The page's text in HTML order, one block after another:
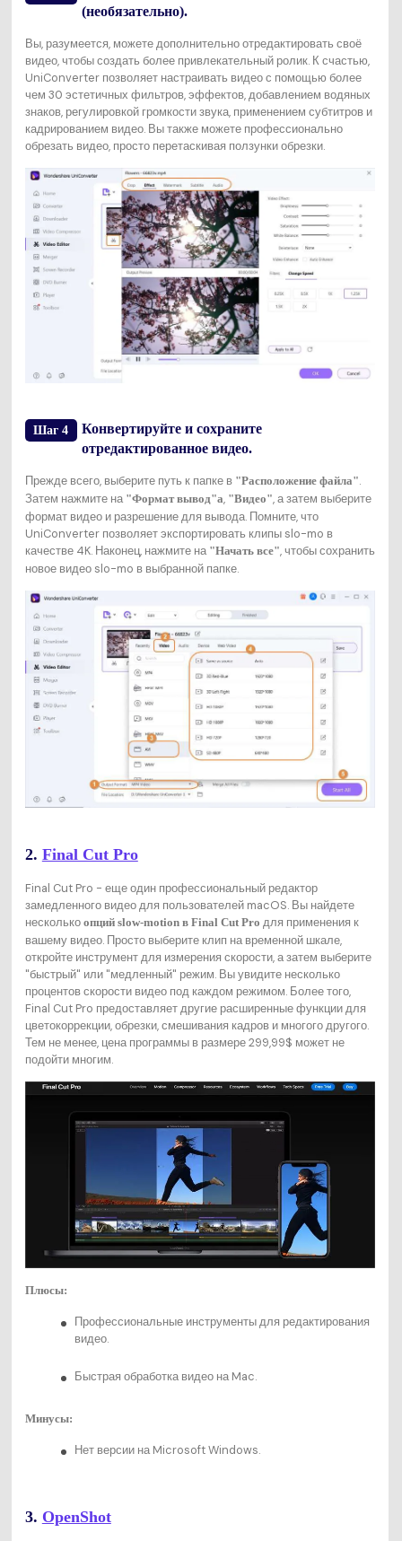
(необязательно).
Вы, разумеется, можете дополнительно отредактировать своё
видео, чтобы создать более привлекательный ролик. К счастью,
UniConverter позволяет настраивать видео с помощью более
чем 30 эстетичных фильтров, эффектов, добавлением водяных
знаков, регулировкой громкости звука, применением субтитров и
кадрированием видео. Вы также можете профессионально
обрезать видео, просто перетаскивая ползунки обрезки.
Шаг 4
Конвертируйте и сохраните
отредактированное видео.
Прежде всего, выберите путь к папке в "Расположение файла".
Затем нажмите на "Формат вывод"а, "Видео", а затем выберите
формат видео и разрешение для вывода. Помните, что
UniConverter позволяет экспортировать клипы slo-mo в
качестве 4K. Наконец, нажмите на "Начать все", чтобы сохранить
новое видео slo-mo в выбранной папке.
2. Final Cut Pro
Final Cut Pro - еще один профессиональный редактор
замедленного видео для пользователей macOS. Вы найдете
несколько опций slow-motion в Final Cut Pro для применения к
вашему видео. Просто выберите клип на временной шкале,
откройте инструмент для измерения скорости, а затем выберите
"быстрый" или "медленный" режим. Вы увидите несколько
процентов скорости видео под каждом режимом. Более того,
Final Cut Pro предоставляет другие расширенные функции для
цветокоррекции, обрезки, смешивания кадров и многого другого.
Тем не менее, цена программы в размере 299,99$ может не
подойти многим.
Плюсы:
Профессиональные инструменты для редактирования
видео.
Быстрая обработка видео на Mac.
Минусы:
Нет версии на Microsoft Windows.
3. OpenShot